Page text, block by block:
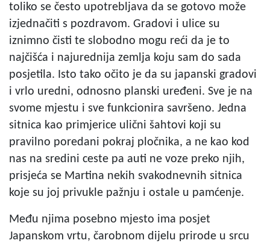
toliko se često upotrebljava da se gotovo može
izjednačiti s pozdravom. Gradovi i ulice su
iznimno čisti te slobodno mogu reći da je to
najčišća i najurednija zemlja koju sam do sada
posjetila. Isto tako očito je da su japanski gradovi
i vrlo uredni, odnosno planski uređeni. Sve je na
svome mjestu i sve funkcionira savršeno. Jedna
sitnica kao primjerice ulični šahtovi koji su
pravilno poredani pokraj pločnika, a ne kao kod
nas na sredini ceste pa auti ne voze preko njih,
prisjeća se Martina nekih svakodnevnih sitnica
koje su joj privukle pažnju i ostale u pamćenje.
Među njima posebno mjesto ima posjet
Japanskom vrtu, čarobnom dijelu prirode u srcu